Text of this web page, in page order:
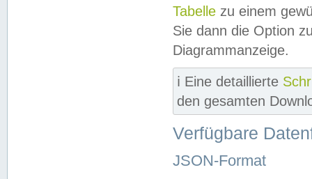
Tabelle zu einem
Sie dann die Option
Diagrammanzeige.
ℹ️ Eine detaillierte
den gesamten
Verfügbare
JSON-Format